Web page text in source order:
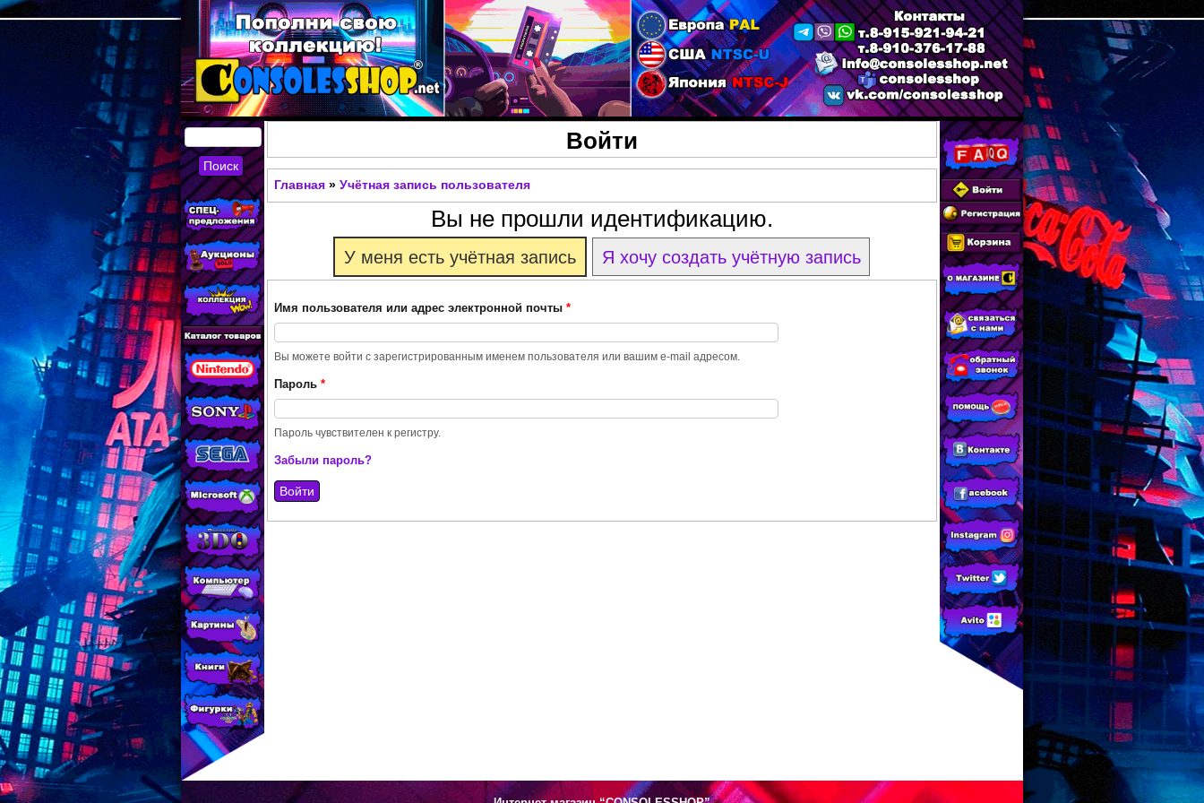
Перейти к основному
содержанию
КУПИТЬ
СОВРЕМЕННЫЕ И
РЕТРО ИГРОВЫЕ
ПРИСТАВКИ,
ИГРЫ, ФИГУРКИ,
РЕДКИЕ
КОЛЛЕКЦИОННЫЕ
ТОВАРЫ В
ИНТЕРНЕТ-
МАГАЗИНЕ
CONSOLESSHOP
Войти
Вы здесь
Главная » Учётная запись пользователя
Вы не прошли идентификацию.
У меня есть учётная запись Я хочу создать учётную запись
Имя пользователя или адрес электронной почты*
Вы можете войти с зарегистрированным именем пользователя или вашим e-mail адресом.
Пароль*
Пароль чувствителен к регистру.
Забыли пароль?